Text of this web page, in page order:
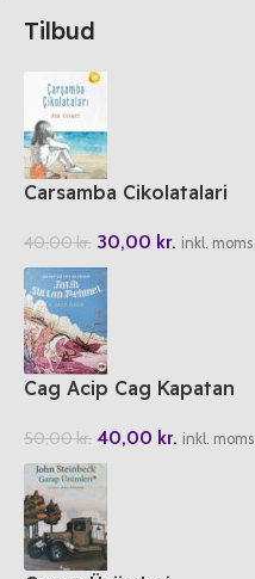
Tilbud
Carsamba Cikolatalari
40,00kr. 30,00 kr. inkl. moms
Cag Acip Cag Kapatan
Mehmet
50,00kr. 40,00 kr. inkl. moms